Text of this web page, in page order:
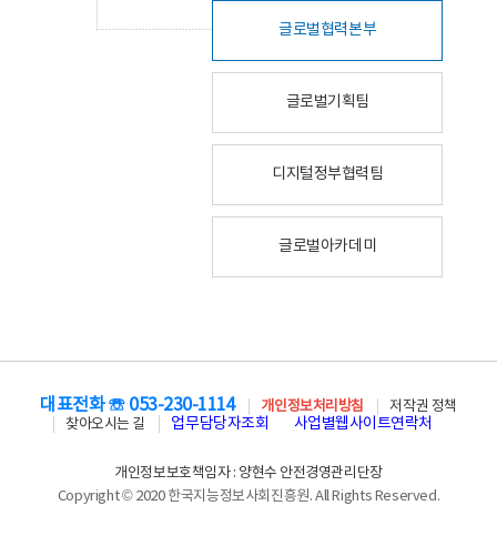
글로벌협력본부
글로벌기획팀
디지털정부협력팀
글로벌아카데미
대표전화 ☏ 053-230-1114 개인정보처리방침
저작권 정책
찾아오시는 길
업무담당자조회 사업별웹사이트연락처
개인정보보호책임자 : 양현수 안전경영관리단장
Copyright © 2020 한국지능정보사회진흥원. All Rights Reserved.